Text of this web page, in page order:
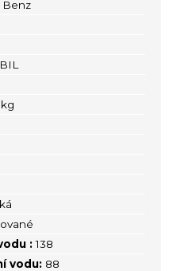
Benz
: 138
vodu: 88